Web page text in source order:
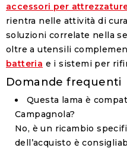
accessori per
rientra nelle attività di
soluzioni correlate nella
oltre a utensili
batteria e i sistemi per
Domande frequenti
Questa lama è
Campagnola?
No, è un ricambio
dell’acquisto è